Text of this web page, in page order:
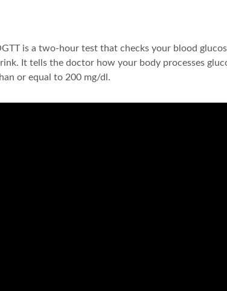
is a two-hour test that checks your blood
It tells the doctor how your body processes
or equal to 200 mg/dl.